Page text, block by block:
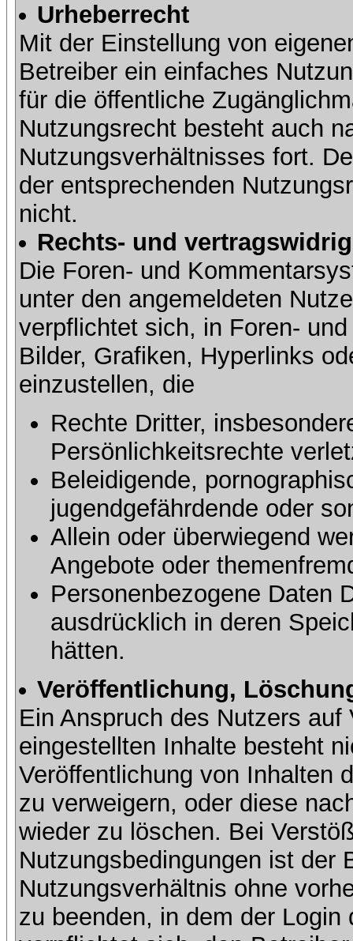
Urheberrecht
Mit der Einstellung von
Betreiber ein einfaches
für die öffentliche
Nutzungsrecht besteht auch
Nutzungsverhältnisses fort.
der entsprechenden
nicht.
Rechts- und
Die Foren- und
unter den angemeldeten
verpflichtet sich, in Foren-
Bilder, Grafiken, Hyperlinks
einzustellen, die
Rechte Dritter,
Persönlichkeitsrechte
Beleidigende,
jugendgefährdende oder
Allein oder überwiegend
Angebote oder
Personenbezogene Daten
ausdrücklich in deren
hätten.
Veröffentlichung,
Ein Anspruch des Nutzers
eingestellten Inhalte besteht
Veröffentlichung von Inhalten
zu verweigern, oder diese
wieder zu löschen. Bei
Nutzungsbedingungen ist der
Nutzungsverhältnis ohne
zu beenden, in dem der